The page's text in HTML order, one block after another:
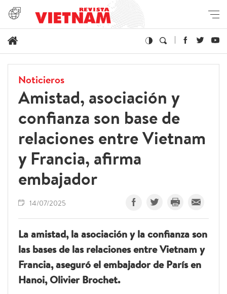
Noticieros
Amistad, asociación y
confianza son base de
relaciones entre Vietnam
y Francia, afirma
embajador
14/07/2025
La amistad, la asociación y la confianza son
las bases de las relaciones entre Vietnam y
Francia, aseguró el embajador de París en
Hanoi, Olivier Brochet.